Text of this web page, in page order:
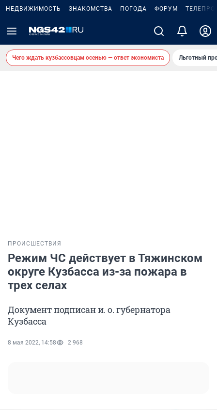
НЕДВИЖИМОСТЬ ЗНАКОМСТВА ПОГОДА ФОРУМ
Чего ждать кузбассовцам осенью — ответ экономиста Льготный
ПРОИСШЕСТВИЯ
Режим ЧС действует в Тяжинском
округе Кузбасса из-за пожара в
трех селах
Документ подписан и. о. губернатора
Кузбасса
8 мая 2022, 14:58 2 968